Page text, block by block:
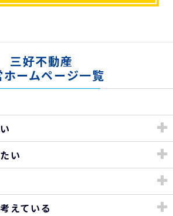
三好不動産
ホームページ一覧
い
えている